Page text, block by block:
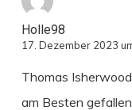
Holle98
17. Dezember 2023
Thomas
am Besten